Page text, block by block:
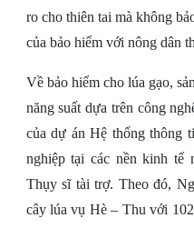
ro cho thiên tai mà không
của bảo hiểm với nông dân
Về bảo hiểm cho lúa gạo,
năng suất dựa trên công
của dự án Hệ thống thông
nghiệp tại các nền kinh
Thụy sĩ tài trợ. Theo đó,
cây lúa vụ Hè – Thu với